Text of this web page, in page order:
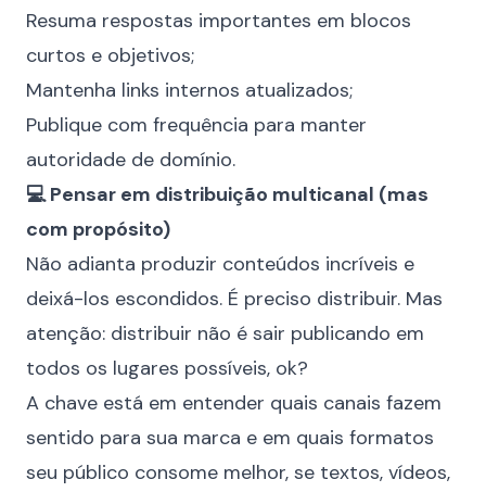
Resuma respostas importantes em blocos
curtos e objetivos;
Mantenha links internos atualizados;
Publique com frequência para manter
autoridade de domínio.
💻 Pensar em distribuição multicanal (mas
com propósito)
Não adianta produzir conteúdos incríveis e
deixá-los escondidos. É preciso distribuir. Mas
atenção: distribuir não é sair publicando em
todos os lugares possíveis, ok?
A chave está em entender quais canais fazem
sentido para sua marca e em quais formatos
seu público consome melhor, se textos, vídeos,